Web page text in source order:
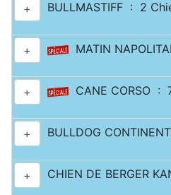
+ BULLMASTIFF : 2
+ MATIN
+ CANE CORSO :
+ BULLDOG
+ CHIEN DE BERGER